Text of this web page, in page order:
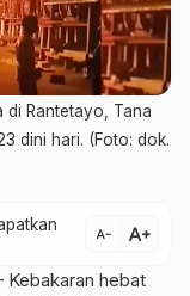
di Rantetayo, Tana
dini hari. (Foto: dok.
text_decrease text_increase
Kebakaran hebat